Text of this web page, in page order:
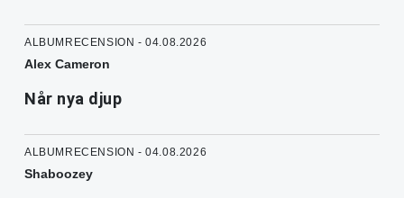
ALBUMRECENSION - 04.08.2026
Alex Cameron
Når nya djup
ALBUMRECENSION - 04.08.2026
Shaboozey